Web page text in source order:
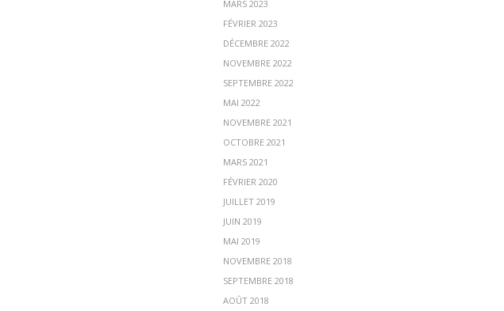
MARS 2023
FÉVRIER 2023
DÉCEMBRE 2022
NOVEMBRE 2022
SEPTEMBRE 2022
MAI 2022
NOVEMBRE 2021
OCTOBRE 2021
MARS 2021
FÉVRIER 2020
JUILLET 2019
JUIN 2019
MAI 2019
NOVEMBRE 2018
SEPTEMBRE 2018
AOÛT 2018